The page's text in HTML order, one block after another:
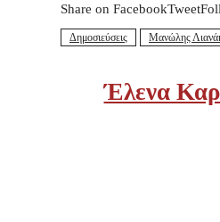
Share on
Δημοσιεύσεις Μανώλης
Έλενα